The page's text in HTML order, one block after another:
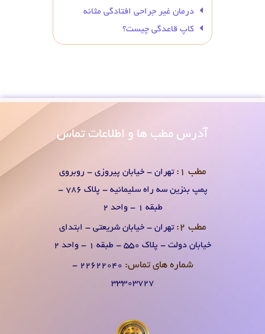
درمان غیر جراحی افتادگی مثانه
کاپ قاعدگی چیست؟
آدرس مطب ها و اطلاعات تماس
مطب 1:
تهران - خیابان پیروزی - روبروی
پمپ بنزین سه راه سلیمانیه - پلاک 786 -
طبقه 1 - واحد 2
مطب 2:
تهران - خیابان شریعتی - ابتدای
خیابان دولت - پلاک 550 - طبقه 1 - واحد 2
شماره های تماس:
۲۲۶۲۲۰۴0 -
۳۳۳۰۳۷۲۷